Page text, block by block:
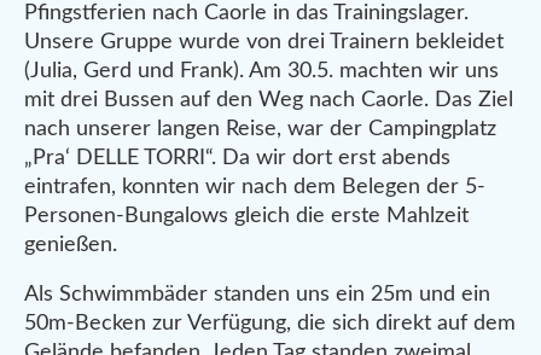
Pfingstferien nach Caorle in das Trainingslager.
Unsere Gruppe wurde von drei Trainern bekleidet
(Julia, Gerd und Frank). Am 30.5. machten wir uns
mit drei Bussen auf den Weg nach Caorle. Das Ziel
nach unserer langen Reise, war der Campingplatz
„Pra‘ DELLE TORRI“. Da wir dort erst abends
eintrafen, konnten wir nach dem Belegen der 5-
Personen-Bungalows gleich die erste Mahlzeit
genießen.
Als Schwimmbäder standen uns ein 25m und ein
50m-Becken zur Verfügung, die sich direkt auf dem